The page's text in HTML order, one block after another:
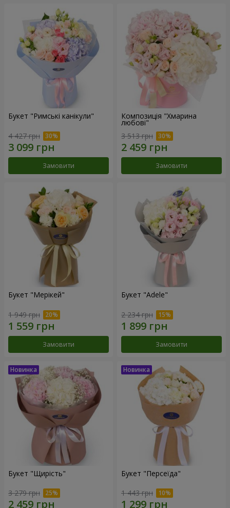
Букет "Римські канікули"
4 427 грн
Замовити
Композиція "Хмарина
любові"
3 513 грн
Замовити
Букет "Мерікей"
1 949 грн
Замовити
Букет "Adele"
2 234 грн
Замовити
Букет "Щирість"
3 279 грн
Букет "Персеїда"
1 443 грн